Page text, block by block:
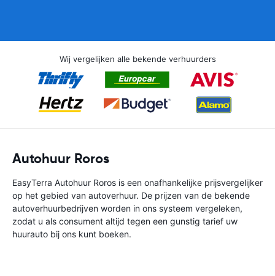
Wij vergelijken alle bekende verhuurders
Autohuur Roros
EasyTerra Autohuur Roros is een onafhankelijke prijsvergelijker
op het gebied van autoverhuur. De prijzen van de bekende
autoverhuurbedrijven worden in ons systeem vergeleken,
zodat u als consument altijd tegen een gunstig tarief uw
huurauto bij ons kunt boeken.